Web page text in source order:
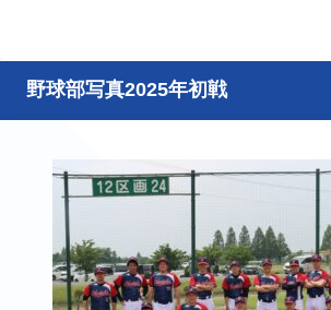
野球部写真2025年初戦